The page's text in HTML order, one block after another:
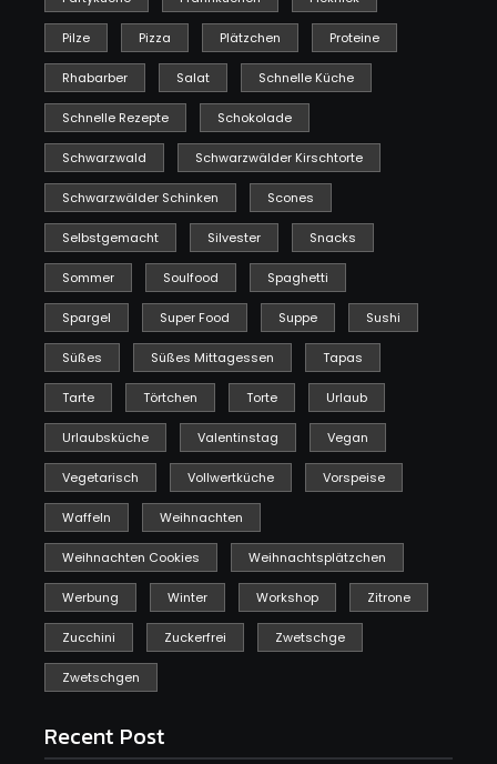
Pilze Pizza Plätzchen Proteine
Rhabarber Salat Schnelle Küche
Schnelle Rezepte Schokolade
Schwarzwald Schwarzwälder Kirschtorte
Schwarzwälder Schinken Scones
Selbstgemacht Silvester Snacks
Sommer Soulfood Spaghetti
Spargel Super Food Suppe Sushi
Süßes Süßes Mittagessen Tapas
Tarte Törtchen Torte Urlaub
Urlaubsküche Valentinstag Vegan
Vegetarisch Vollwertküche Vorspeise
Waffeln Weihnachten
Weihnachten Cookies Weihnachtsplätzchen
Werbung Winter Workshop Zitrone
Zucchini Zuckerfrei Zwetschge
Zwetschgen
Recent Post